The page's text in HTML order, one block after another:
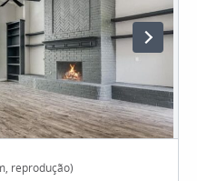
reprodução)